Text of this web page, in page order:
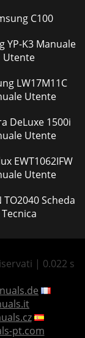
C100
Utente
Utente
Utente
Utente
Tecnica
| 0.022 s
pt.com